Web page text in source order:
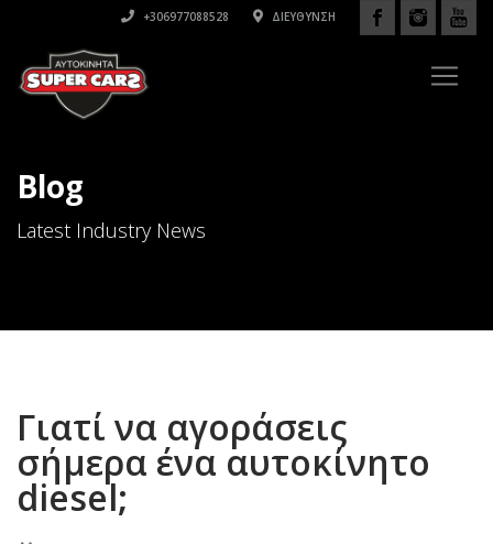
+306977088528 ΔΙΕΎΘΥΝΣΗ
Blog
Latest Industry News
Γιατί να αγοράσεις
σήμερα ένα αυτοκίνητο
diesel;